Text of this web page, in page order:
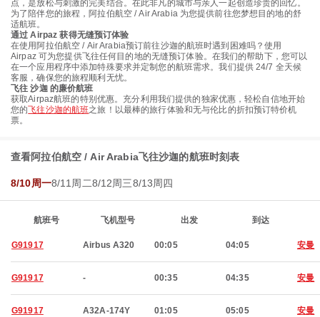
点，是放松与刺激的完美结合。在此非凡的城市与亲人一起创造珍贵的回忆。
为了陪伴您的旅程，阿拉伯航空 / Air Arabia 为您提供前往您梦想目的地的舒
适航班。
通过 Airpaz 获得无缝预订体验
在使用阿拉伯航空 / Air Arabia预订前往沙迦的航班时遇到困难吗？使用
Airpaz 可为您提供飞往任何目的地的无缝预订体验。在我们的帮助下，您可以
在一个应用程序中添加特殊要求并定制您的航班需求。我们提供 24/7 全天候
客服，确保您的旅程顺利无忧。
飞往 沙迦 的廉价航班
获取Airpaz航班的特别优惠。充分利用我们提供的独家优惠，轻松自信地开始
您的飞往沙迦的航班之旅！以最棒的旅行体验和无与伦比的折扣预订特价机
票。
查看阿拉伯航空 / Air Arabia飞往沙迦的航班时刻表
8/10周一8/11周二8/12周三8/13周四
航班号 飞机型号 出发 到达
G91917 Airbus A320 00:05 04:05 安曼
G91917 - 00:35 04:35 安曼
G91917 A32A-174Y 01:05 05:05 安曼